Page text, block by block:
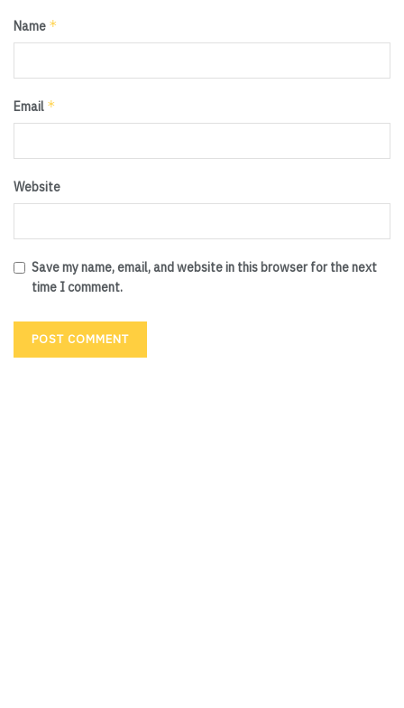
Name *
Email *
Website
Save my name, email, and website in this browser for the next
time I comment.